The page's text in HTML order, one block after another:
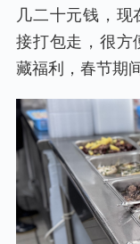
几二十元钱，
接打包走，很方
藏福利，春节期